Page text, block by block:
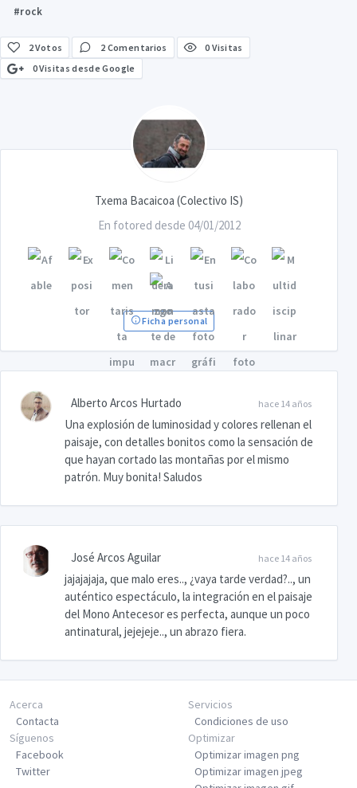
#rock
2Votos 2 Comentarios
0 Visitas
0 Visitas desde Google
Txema Bacaicoa (Colectivo IS)
En fotored desde 04/01/2012
Ficha personal
hace 14 años
Alberto Arcos Hurtado
Una explosión de luminosidad y colores rellenan el
paisaje, con detalles bonitos como la sensación de
que hayan cortado las montañas por el mismo
patrón. Muy bonita! Saludos
hace 14 años
José Arcos Aguilar
jajajajaja, que malo eres.., ¿vaya tarde verdad?.., un
auténtico espectáculo, la integración en el paisaje
del Mono Antecesor es perfecta, aunque un poco
antinatural, jejejeje.., un abrazo fiera.
Acerca
Contacta
Servicios
Condiciones de uso
Síguenos
Facebook
Twitter
Optimizar
Optimizar imagen png
Optimizar imagen jpeg